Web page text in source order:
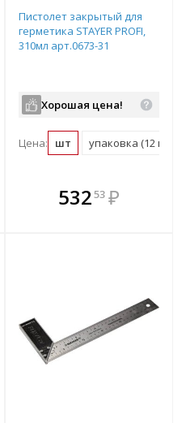
В комплекте
всегда выгоднее!
Пистолет закрытый для
герметика STAYER PROFI,
310мл арт.0673-31
Хорошая цена!
Цена: шт упаковка (12 шт)
53253 ₽